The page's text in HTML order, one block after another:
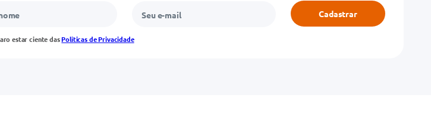
estar ciente dasPolíticas de Privacidade
Cadastrar